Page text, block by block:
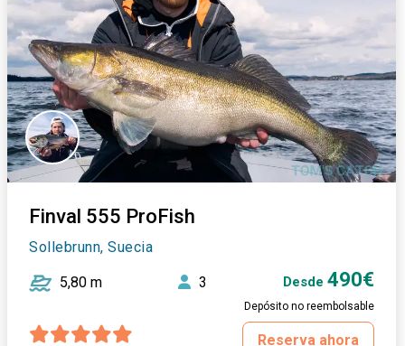
Finval 555 ProFish
Sollebrunn, Suecia
5,80 m 3 Desde 490€
Depósito no reembolsable
Reserva ahora